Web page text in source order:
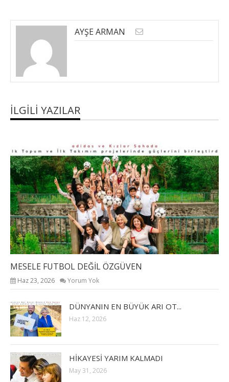
AYŞE ARMAN
İLGILI YAZILAR
MESELE FUTBOL DEĞİL ÖZGÜVEN
Haz 23, 2026 Yorum Yok
DÜNYANIN EN BÜYÜK ARI OT...
Haz 12, 2026
HİKAYESİ YARIM KALMADI
May 31, 2026